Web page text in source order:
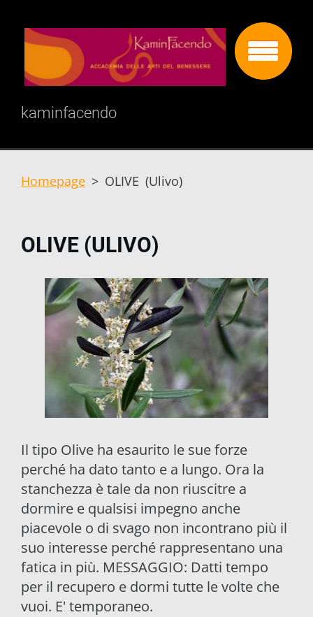
kaminfacendo
Homepage > OLIVE (Ulivo)
OLIVE (ULIVO)
Il tipo Olive ha esaurito le sue forze
perché ha dato tanto e a lungo. Ora la
stanchezza è tale da non riuscitre a
dormire e qualsisi impegno anche
piacevole o di svago non incontrano più il
suo interesse perché rappresentano una
fatica in più. MESSAGGIO: Datti tempo
per il recupero e dormi tutte le volte che
vuoi. E' temporaneo.